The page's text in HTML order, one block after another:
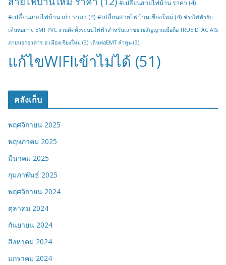
#เปลี่ยนสายไฟบ้าน ราคา (4)
#เปลี่ยนสายไฟบ้าน เก่า ราคา (4) #เปลี่ยนสายไฟบ้านเชียงใหม่ (4) ช่างไฟฟ้ารับ
เดินท่อimc EMT PVC งานติดตั้งระบบไฟฟ้าสำหรับเสาขยายสัญญาณมือถือ TRUE DTAC AIS
ภายนอกอาคาร อ.เมืองเชียงใหม่ (3) เดินท่อEMT ลำพูน (3)
แก้ไขWIFIเข้าไม่ได้ (51)
คลังเก็บ
พฤศจิกายน 2025
พฤษภาคม 2025
มีนาคม 2025
กุมภาพันธ์ 2025
พฤศจิกายน 2024
ตุลาคม 2024
กันยายน 2024
สิงหาคม 2024
มกราคม 2024